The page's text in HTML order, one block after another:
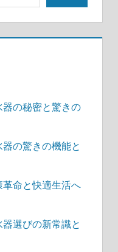
の秘密と驚きの
の驚きの機能と
命と快適生活へ
選びの新常識と